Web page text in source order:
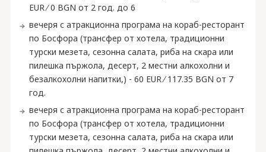
EUR ∕ 0 BGN от 2 год. до 6
вечеря с атракционна програма на кораб-ресторант
по Босфора (трансфер от хотела, традиционни
турски мезета, сезонна салата, риба на скара или
пилешка пържола, десерт, 2 местни алкохолни и
безалкохолни напитки,) - 60 EUR ∕ 117.35 BGN от 7
год.
вечеря с атракционна програма на кораб-ресторант
по Босфора (трансфер от хотела, традиционни
турски мезета, сезонна салата, риба на скара или